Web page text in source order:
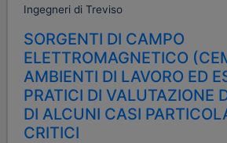
Ingegneri di Treviso
SORGENTI DI CAMPO
ELETTROMAGNETICO
AMBIENTI DI LAVORO ED
PRATICI DI VALUTAZIONE
DI ALCUNI CASI
CRITICI